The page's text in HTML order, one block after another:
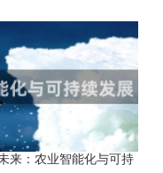
来：农业智能化与可持